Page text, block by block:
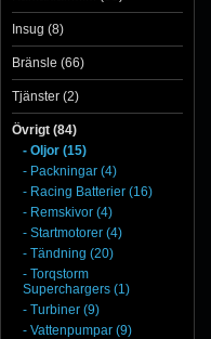
Insug (8)
Bränsle (66)
Tjänster (2)
Övrigt (84)
- Oljor (15)
- Packningar (4)
- Racing Batterier (16)
- Remskivor (4)
- Startmotorer (4)
- Tändning (20)
- Torqstorm
Superchargers (1)
- Turbiner (9)
- Vattenpumpar (9)